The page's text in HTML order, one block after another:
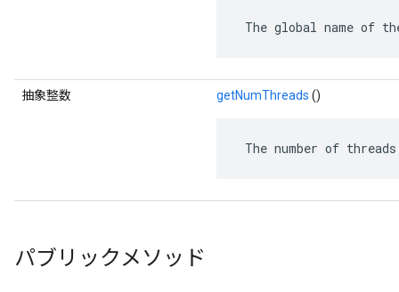
The global name of
抽象整数 getNumThreads ()
The number of
パブリックメソッド